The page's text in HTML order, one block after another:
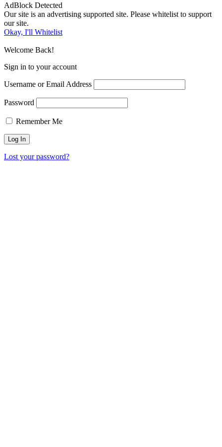
AdBlock Detected
Our site is an advertising supported site. Please whitelist to support
our site.
Okay, I'll Whitelist
Welcome Back!
Sign in to your account
Username or Email Address
Password
Remember Me
Lost your password?